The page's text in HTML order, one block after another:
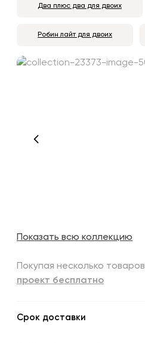
Два плюс два для двоих
Робин лайт для двоих
Показать всю коллекцию
Покупая несколько
проект бесплатно
Срок доставки